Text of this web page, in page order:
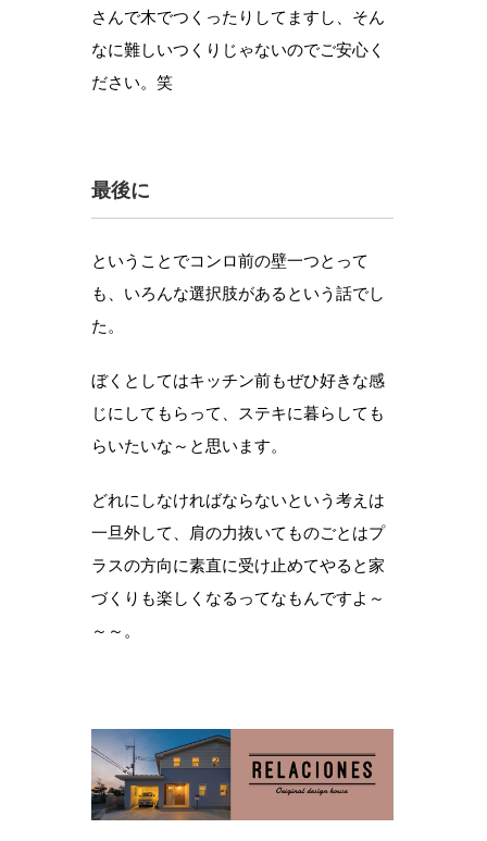
さんで木でつくったりしてますし、そん
なに難しいつくりじゃないのでご安心く
ださい。笑
最後に
ということでコンロ前の壁一つとって
も、いろんな選択肢があるという話でし
た。
ぼくとしてはキッチン前もぜひ好きな感
じにしてもらって、ステキに暮らしても
らいたいな～と思います。
どれにしなければならないという考えは
一旦外して、肩の力抜いてものごとはプ
ラスの方向に素直に受け止めてやると家
づくりも楽しくなるってなもんですよ～
～～。